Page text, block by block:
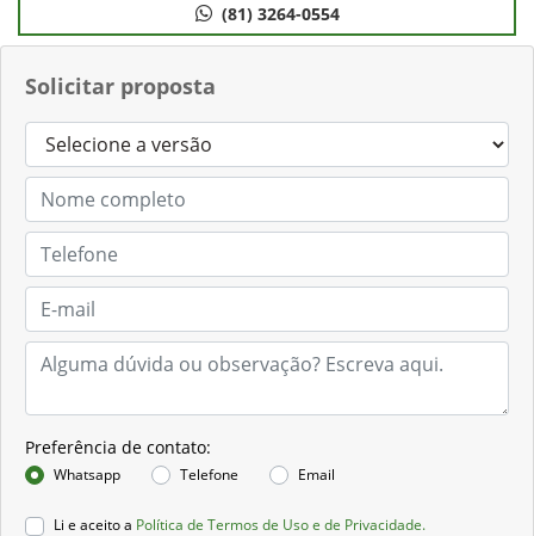
Solicitar proposta
Preferência de contato:
Whatsapp Telefone Email
Li e aceito a Política de Termos de Uso e de Privacidade.
(81) 3264-0554